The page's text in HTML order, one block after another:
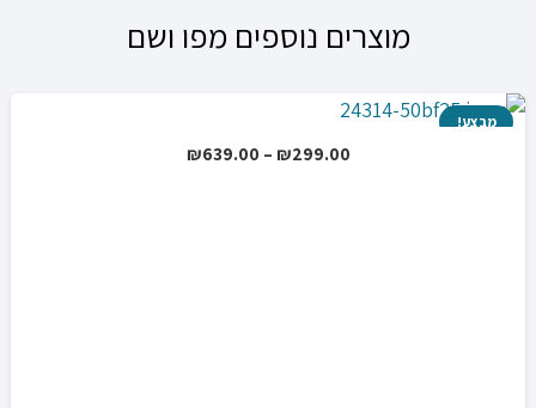
מוצרים נוספים מפו ושם
מבצע!
₪299.00
–
₪639.00